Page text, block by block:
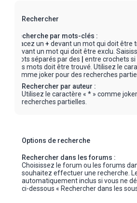
Rechercher
Recherche par mots-clés :
Placez un + devant un mot qui doit être
devant un mot qui doit être exclu.
mots séparés par des
entre crochets
des mots doit être trouvé. Utilisez le
comme joker pour des recherches
Rechercher par auteur :
Utilisez le caractère « * » comme
recherches partielles.
Options de recherche
Rechercher dans les forums :
Choisissez le forum ou les forums
souhaitez effectuer une recherche.
automatiquement inclus si vous ne
ci-dessous « Rechercher dans les